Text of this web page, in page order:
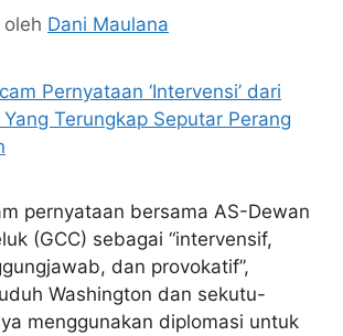
oleh Dani Maulana
pernyataan bersama AS-Dewan
(GCC) sebagai “intervensif,
dan provokatif”,
Washington dan sekutu-
menggunakan diplomasi untuk